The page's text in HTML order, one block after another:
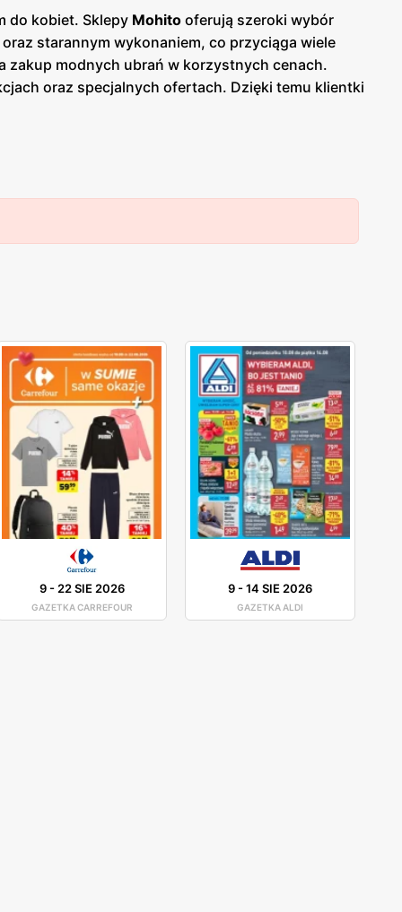
do kobiet. Sklepy Mohito oferują szeroki wybór
starannym wykonaniem, co przyciąga wiele
zakup modnych ubrań w korzystnych cenach.
oraz specjalnych ofertach. Dzięki temu klientki
handlowych na terenie całego kraju, co
które doceniają połączenie elegancji,
9- 22 SIE 2026
GAZETKA CARREFOUR
9-14 SIE 2026
GAZETKA ALDI